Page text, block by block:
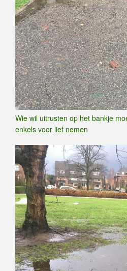
Wie wil uitrusten op het bankje
enkels voor lief nemen